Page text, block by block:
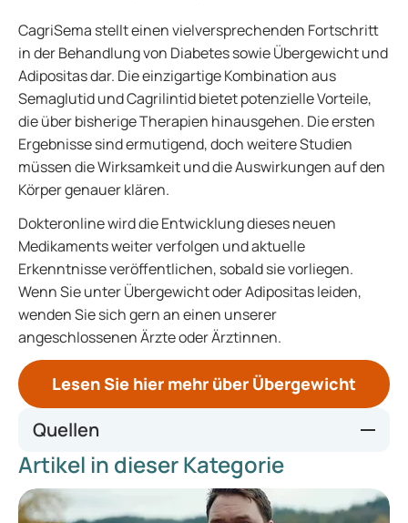
CagriSema stellt einen vielversprechenden Fortschritt
in der Behandlung von Diabetes sowie Übergewicht und
Adipositas dar. Die einzigartige Kombination aus
Semaglutid und Cagrilintid bietet potenzielle Vorteile,
die über bisherige Therapien hinausgehen. Die ersten
Ergebnisse sind ermutigend, doch weitere Studien
müssen die Wirksamkeit und die Auswirkungen auf den
Körper genauer klären.
Dokteronline wird die Entwicklung dieses neuen
Medikaments weiter verfolgen und aktuelle
Erkenntnisse veröffentlichen, sobald sie vorliegen.
Wenn Sie unter Übergewicht oder Adipositas leiden,
wenden Sie sich gern an einen unserer
angeschlossenen Ärzte oder Ärztinnen.
Lesen Sie hier mehr über Übergewicht
Quellen
https://www.thelancet.com/journals/lancet/article/PIIS014
0-6736(23)01163-7/abstract
https://www.novonordisk.com/news-and-media/news-
Artikel in dieser Kategorie